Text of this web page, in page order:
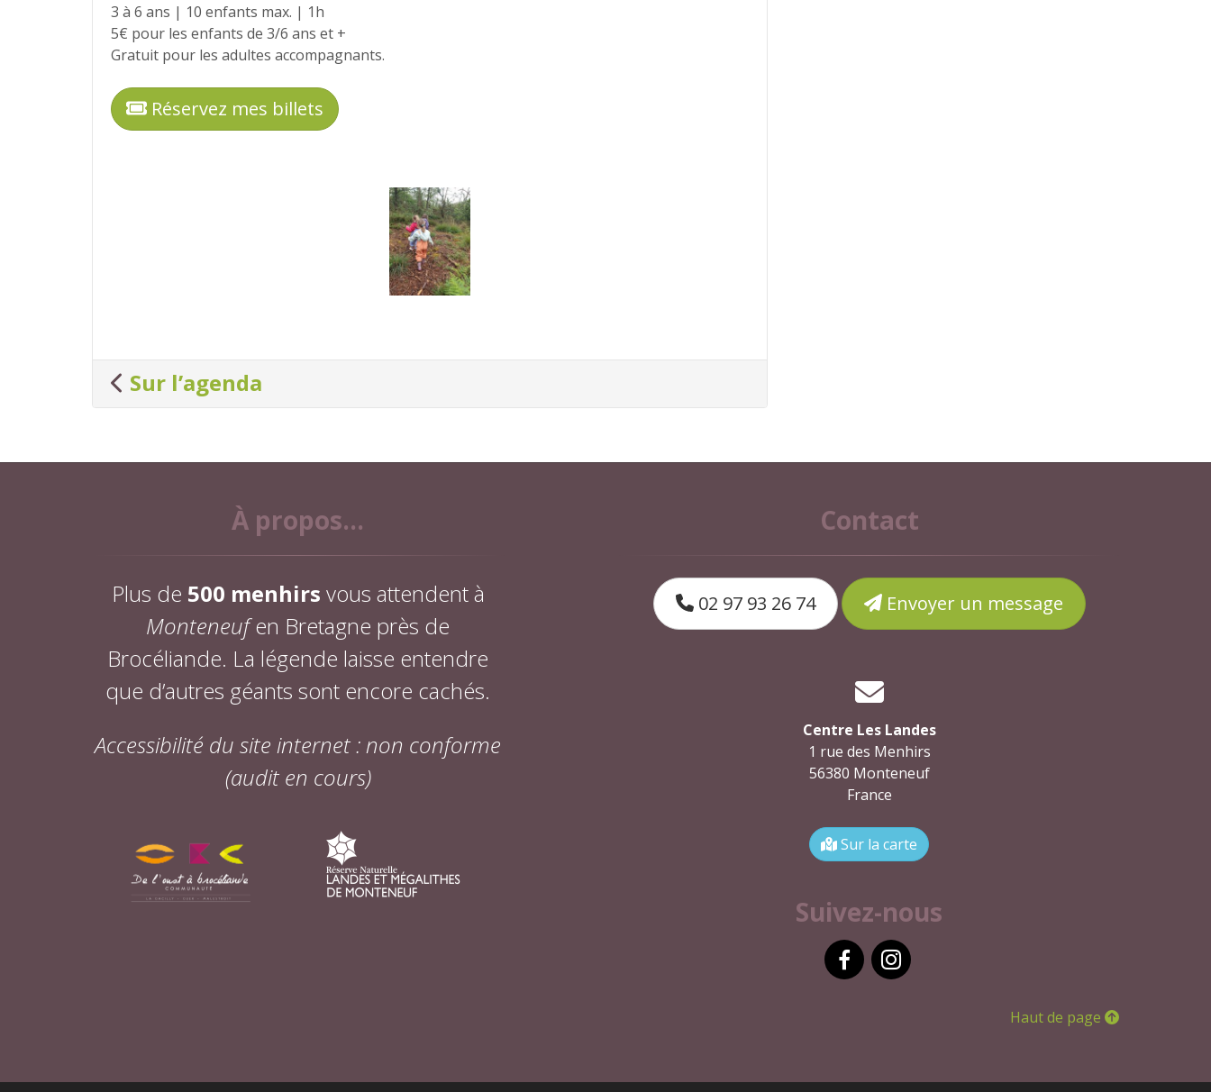
3 à 6 ans | 10 enfants max. | 1h
5€ pour les enfants de 3/6 ans et +
Gratuit pour les adultes accompagnants.
Réservez mes billets
Sur l’agenda
À propos...
Plus de 500 menhirs vous attendent à
Monteneufen Bretagne près de
Brocéliande. La légende laisse entendre
que d’autres géants sont encore cachés.
Accessibilité du site internet : non conforme
(audit en cours)
Contact
02 97 93 26 74 Envoyer un message
Centre Les Landes
1 rue des Menhirs
56380 Monteneuf
France
Sur la carte
Suivez-nous
Haut de page